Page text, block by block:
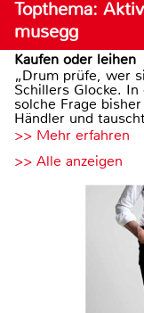
Topthema:
musegg
Kaufen oder leihen
„Drum prüfe, wer
Schillers Glocke.
solche Frage
Händler und
>> Mehr erfahren
>> Alle anzeigen